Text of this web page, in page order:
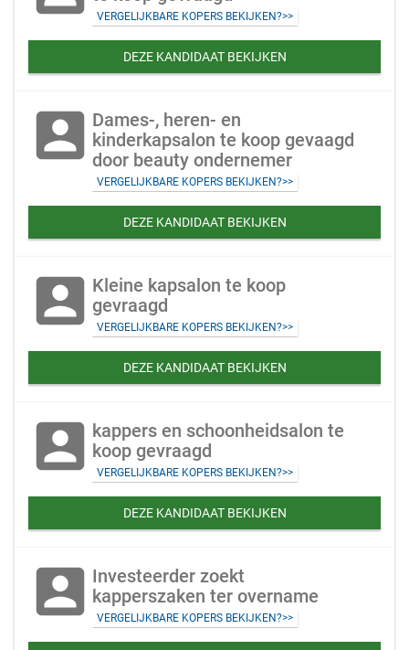
VERGELIJKBARE KOPERS BEKIJKEN?>>
DEZE KANDIDAAT BEKIJKEN
account_box Dames-, heren- en
kinderkapsalon te koop gevaagd
door beauty ondernemer
VERGELIJKBARE KOPERS BEKIJKEN?>>
DEZE KANDIDAAT BEKIJKEN
account_box Kleine kapsalon te koop
gevraagd
VERGELIJKBARE KOPERS BEKIJKEN?>>
DEZE KANDIDAAT BEKIJKEN
account_box kappers en schoonheidsalon te
koop gevraagd
VERGELIJKBARE KOPERS BEKIJKEN?>>
DEZE KANDIDAAT BEKIJKEN
account_box Investeerder zoekt
kapperszaken ter overname
VERGELIJKBARE KOPERS BEKIJKEN?>>